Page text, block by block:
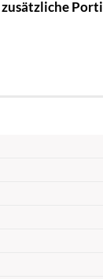
zusätzliche